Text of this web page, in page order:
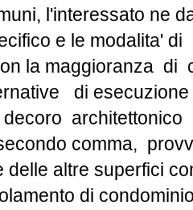
l'interessato ne
e le modalita' di
la maggioranza di
di esecuzione
architettonico
comma,
altre superfici
di